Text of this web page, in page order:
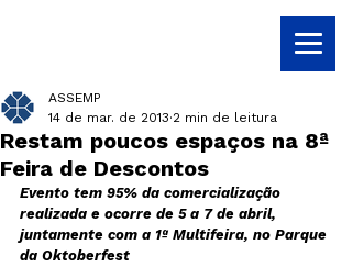
Restam poucos espaços na 8ª
Feira de Descontos
ASSEMP
14 de mar. de 2013 2 min de leitura
Evento tem 95% da comercialização
realizada e ocorre de 5 a 7 de abril,
juntamente com a 1ª Multifeira, no Parque
da Oktoberfest